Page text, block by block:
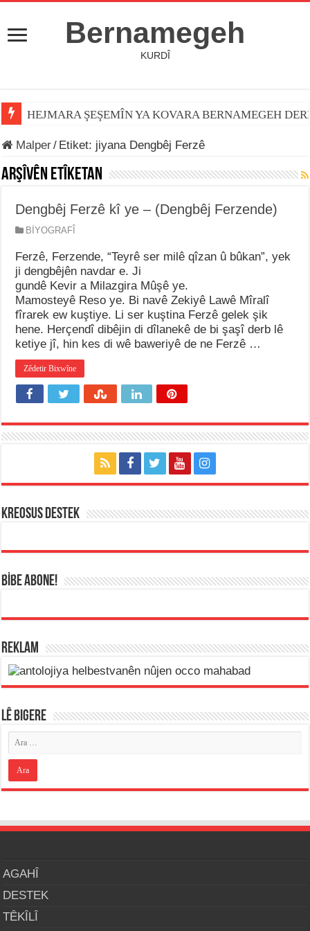
Bernamegeh
KURDÎ
HEJMARA ŞEŞEMÎN YA KOVARA BERNAMEGEH
Malper/ Etiket: jiyana Dengbêj Ferzê
Arşîvên Etîketan
Dengbêj Ferzê kî ye – (Dengbêj Ferzende)
BİYOGRAFÎ
Ferzê, Ferzende, “Teyrê ser milê qîzan û bûkan”, yek
ji dengbêjên navdar e. Ji
gundê Kevir a Milazgira Mûşê ye.
Mamosteyê Reso ye. Bi navê Zekiyê Lawê Mîralî
fîrarek ew kuştiye. Li ser kuştina Ferzê gelek şik
hene. Herçendî dibêjin di dîlanekê de bi şaşî derb lê
ketiye jî, hin kes di wê baweriyê de ne Ferzê …
Zêdetir Bixwîne
KREOSUS DESTEK
BİBE ABONE!
REKLAM
LÊ BIGERE
AGAHÎ
DESTEK
TÊKÎLÎ